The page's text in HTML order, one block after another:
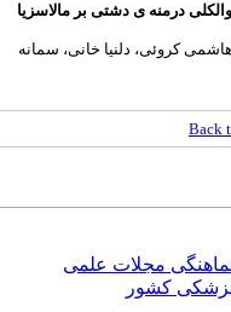
درمنه ی دشتی بر مالاسزیا
کروئی، دلنیا خانی، سمانه
مجلات علمی
کشور